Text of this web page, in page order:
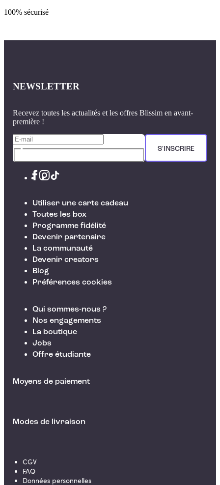
100% sécurisé
NEWSLETTER
Recevez toutes les actualités et les offres Blissim en avant-
première !
S'INSCRIRE
Utiliser une carte cadeau
Toutes les box
Programme fidélité
Devenir partenaire
La communauté
Devenir creators
Blog
Préférences cookies
Qui sommes-nous ?
Nos engagements
La boutique
Jobs
Offre étudiante
Moyens de paiement
Modes de livraison
CGV
FAQ
Données personnelles